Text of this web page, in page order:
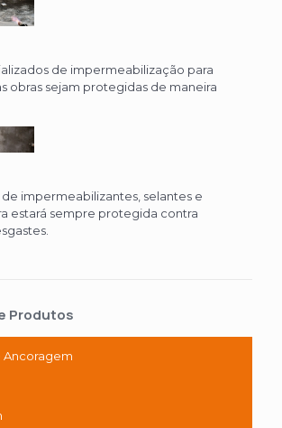
de impermeabilização para
obras sejam protegidas de maneira
impermeabilizantes, selantes e
estará sempre protegida contra
Produtos
Ancoragem